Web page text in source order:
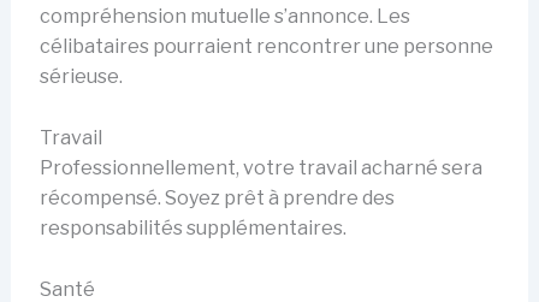
compréhension mutuelle s’annonce. Les
célibataires pourraient rencontrer une personne
sérieuse.
Travail
Professionnellement, votre travail acharné sera
récompensé. Soyez prêt à prendre des
responsabilités supplémentaires.
Santé